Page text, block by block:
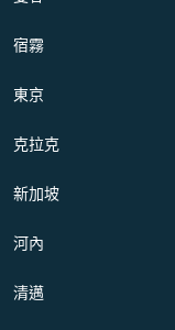
宿霧
東京
克拉克
新加坡
河內
清邁